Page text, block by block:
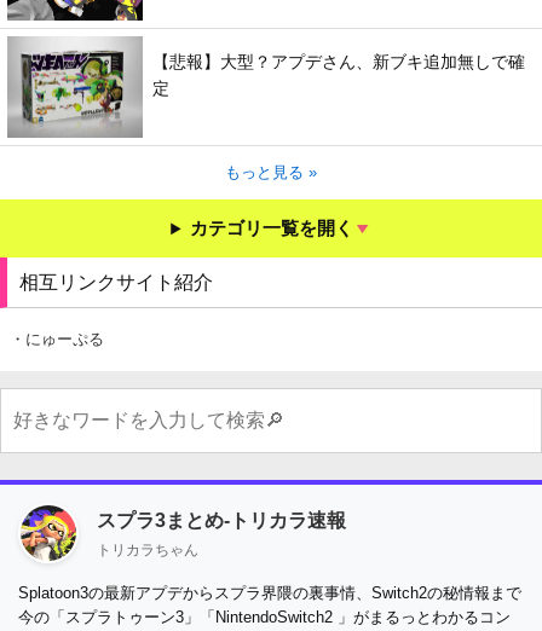
【悲報】大型？アプデさん、新ブキ追加無しで確
定
もっと見る »
カテゴリ一覧を開く
相互リンクサイト紹介
・にゅーぷる
スプラ3まとめ-トリカラ速報
トリカラちゃん
Splatoon3の最新アプデからスプラ界隈の裏事情、Switch2の秘情報まで
今の「スプラトゥーン3」「NintendoSwitch2 」がまるっとわかるコン